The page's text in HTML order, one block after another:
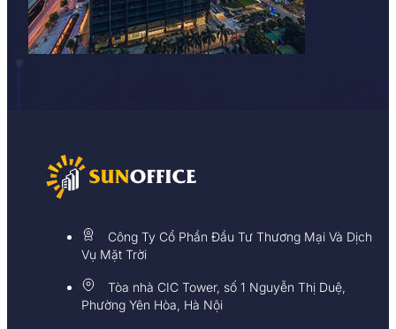
Công Ty Cổ Phần Đầu Tư Thương Mại Và Dịch
Vụ Mặt Trời
Tòa nhà CIC Tower, số 1 Nguyễn Thị Duệ,
Phường Yên Hòa, Hà Nội